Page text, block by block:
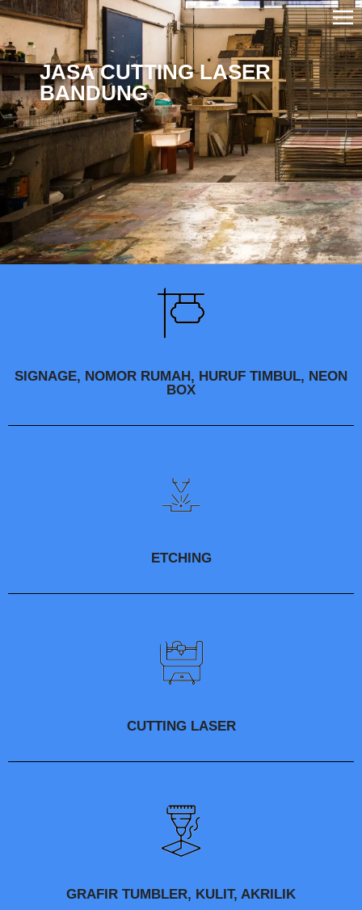
JASA CUTTING LASER
BANDUNG
SIGNAGE, NOMOR RUMAH, HURUF TIMBUL, NEON
BOX
ETCHING
CUTTING LASER
GRAFIR TUMBLER, KULIT, AKRILIK